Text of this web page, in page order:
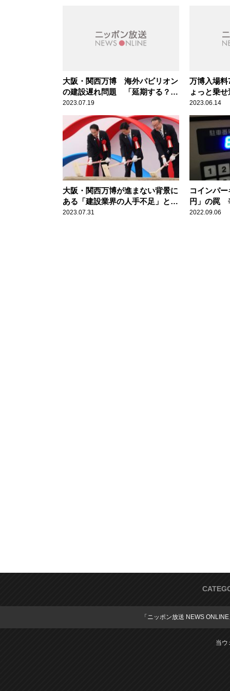
大阪・関西万博 海外パビリオン
の建設遅れ問題 「延期する？
五輪じゃないんだから」辛坊治郎
が指摘
2023.07.19
万博入場
ょっと乗
2023.06.14
大阪・関西万博が進まない背景に
ある「建設業界の人手不足」と
「資材価格の高騰」
2023.07.31
コインパ
円」の罠
2022.09.06
「ニッポン放送 NEWS
当ウ